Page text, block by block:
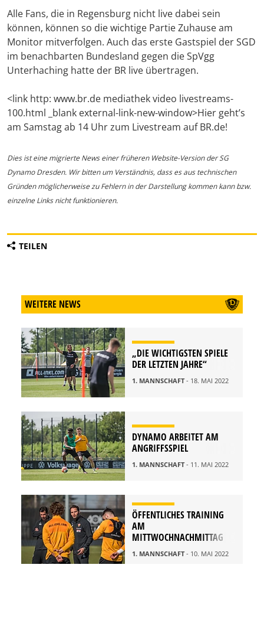
Alle Fans, die in Regensburg nicht live dabei sein
können, können so die wichtige Partie Zuhause am
Monitor mitverfolgen. Auch das erste Gastspiel der SGD
im benachbarten Bundesland gegen die SpVgg
Unterhaching hatte der BR live übertragen.
<link http: www.br.de mediathek video livestreams-
100.html _blank external-link-new-window>Hier geht’s
am Samstag ab 14 Uhr zum Livestream auf BR.de!
Dies ist eine migrierte News einer früheren Website-Version der SG
Dynamo Dresden. Wir bitten um Verständnis, dass es aus technischen
Gründen möglicherweise zu Fehlern in der Darstellung kommen kann bzw.
einzelne Links nicht funktionieren.
TEILEN
WEITERE NEWS
„DIE WICHTIGSTEN SPIELE
DER LETZTEN JAHRE“
1. MANNSCHAFT- 18. MAI 2022
DYNAMO ARBEITET AM
ANGRIFFSSPIEL
1. MANNSCHAFT- 11. MAI 2022
ÖFFENTLICHES TRAINING
AM
MITTWOCHNACHMITTAG
1. MANNSCHAFT- 10. MAI 2022